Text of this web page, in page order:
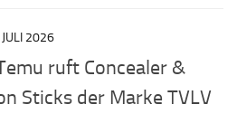
2026
ruft Concealer &
Sticks der Marke TVLV